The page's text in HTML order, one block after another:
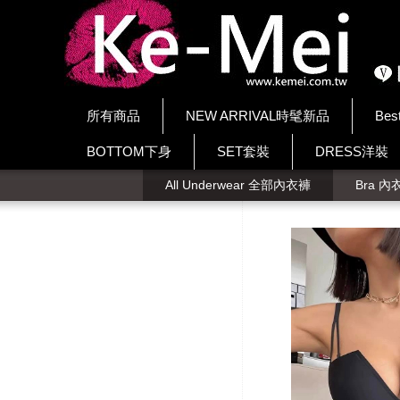
所有商品 NEW ARRIVAL時髦新品
BOTTOM下身 SET套裝 DRESS洋裝
All Underwear 全部內衣褲 Bra 內